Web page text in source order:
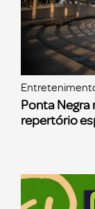
Ponta
repertório